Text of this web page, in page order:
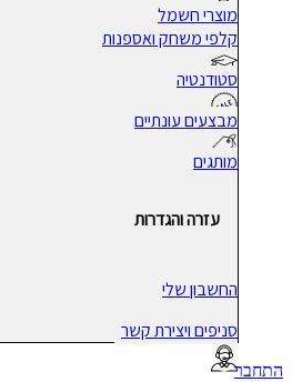
מוצרי חשמל
קלפי משחק ואספנות
סטודנטיה
מבצעים עונתיים
מותגים
עזרה והגדרות
החשבון שלי
סניפים ויצירת קשר